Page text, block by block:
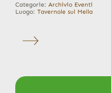
Categorie: Archivio Eventi
Luogo: Tavernole sul Mella